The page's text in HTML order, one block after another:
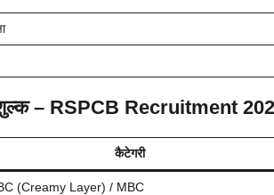
– RSPCB Recruitment
कैटेगरी
(Creamy Layer) / MBC